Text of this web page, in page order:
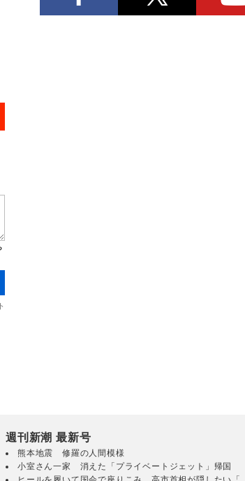
週刊新潮 最新号
熊本地震 修羅の人間模様
小室さん一家 消えた「プライベートジェット」帰国